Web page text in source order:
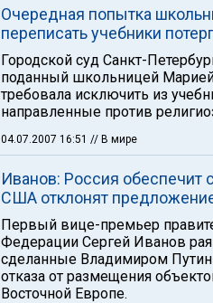
Очередная попытка
переписать учебники
Городской суд Санкт-
поданный школьницей
требовала исключить из
направленные против
04.07.2007 16:51 // В мире
Иванов: Россия обеспечит
США отклонят
Первый вице-премьер
Федерации Сергей Иванов
сделанные Владимиром
отказа от размещения
Восточной Европе.